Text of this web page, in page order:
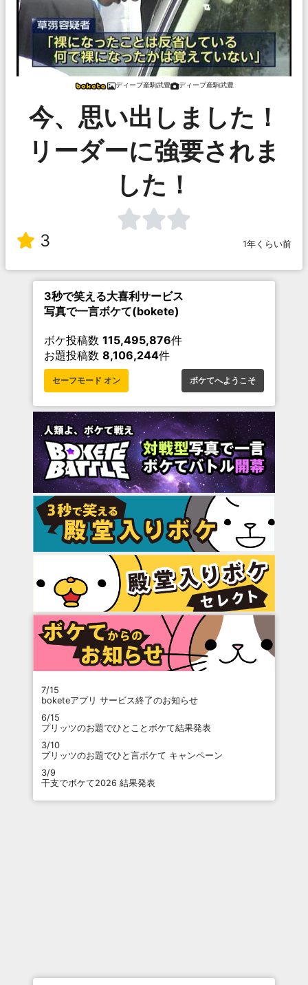
ディープ産駒武豊 ディープ産駒武豊
今、思い出しました！
リーダーに強要されま
した！
3 1年くらい前
3秒で笑える大喜利サービス
写真で一言ボケて(bokete)
ボケ投稿数 115,495,876件
お題投稿数 8,106,244件
セーフモード オン ボケてへようこそ
7/15
boketeアプリ サービス終了のお知らせ
6/15
プリッツのお題でひとことボケて結果発表
3/10
プリッツのお題でひと言ボケて キャンペーン
3/9
干支でボケて2026 結果発表